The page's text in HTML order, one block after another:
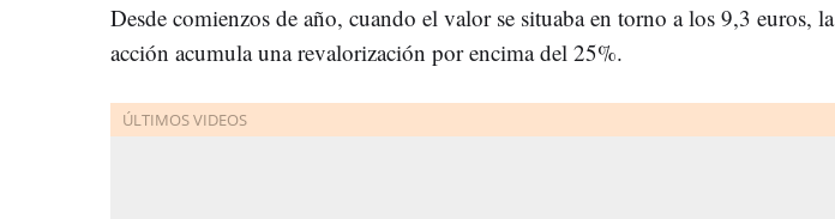
Desde comienzos de año, cuando el valor se situaba en torno a los 9,3 euros, la
acción acumula una revalorización por encima del 25%.